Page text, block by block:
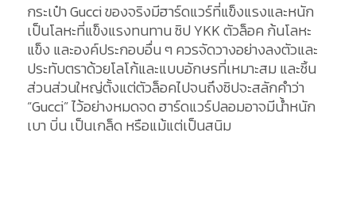
กระเป๋า Gucci ของจริงมีฮาร์ดแวร์ที่แข็งแรงและหนัก
เป็นโลหะที่แข็งแรงทนทาน ซิป YKK ตัวล็อค ก้นโลหะ
แข็ง และองค์ประกอบอื่น ๆ ควรจัดวางอย่างลงตัวและ
ประทับตราด้วยโลโก้และแบบอักษรที่เหมาะสม และชิ้น
ส่วนส่วนใหญ่ตั้งแต่ตัวล็อคไปจนถึงซิปจะสลักคำว่า
“Gucci” ไว้อย่างหมดจด ฮาร์ดแวร์ปลอมอาจมีน้ำหนัก
เบา บิ่น เป็นเกล็ด หรือแม้แต่เป็นสนิม